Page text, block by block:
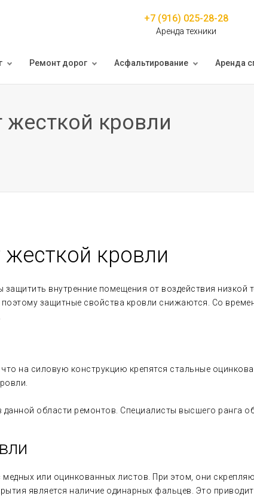
+7 (916) 025-28-28
Аренда техники
Ремонт дорог Асфальтирование Аренда
жесткой кровли
кровли
внутренние помещения от воздействия низкой
защитные свойства кровли снижаются. Со
на силовую конструкцию крепятся стальные
области ремонтов. Специалисты высшего ранга
или оцинкованных листов. При этом, они
является наличие одинарных фальцев. Это